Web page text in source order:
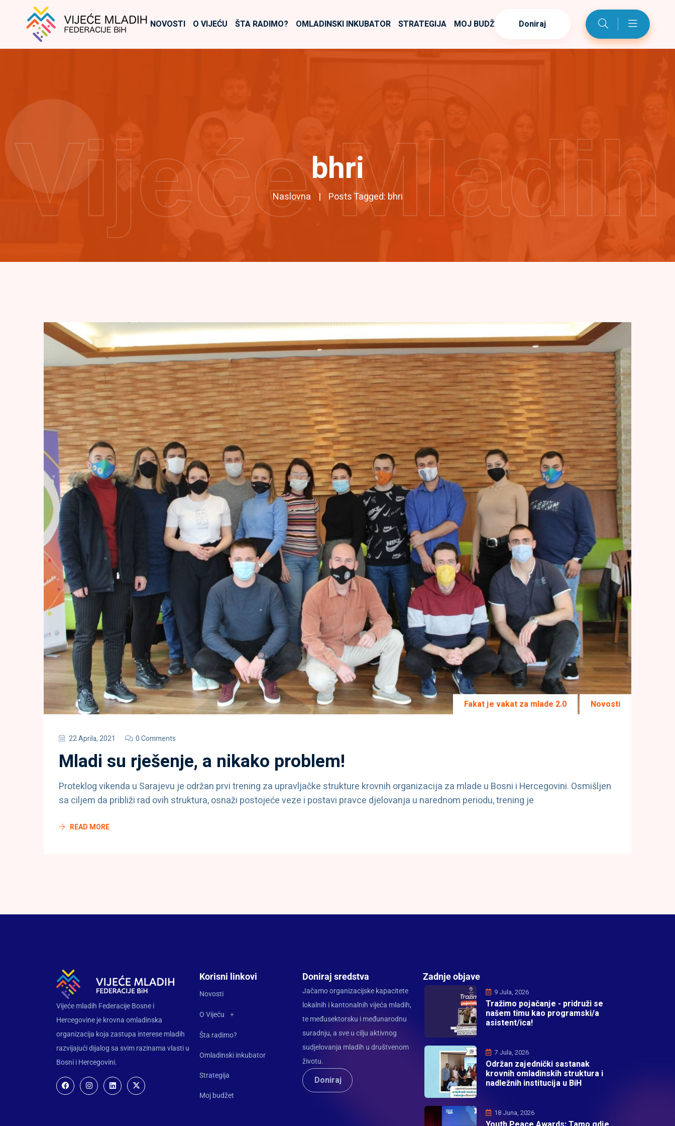
NOVOSTI O VIJEĆU ŠTA RADIMO? OMLADINSKI INKUBATOR STRATEGIJA MOJ BUDŽET Doniraj
bhri
Naslovna Posts Tagged: bhri
Vijeće Mladih
Fakat je vakat za mlade 2.0 Novosti
22 Aprila, 2021 0 Comments
Mladi su rješenje, a nikako problem!
Proteklog vikenda u Sarajevu je održan prvi trening za upravljačke strukture krovnih organizacija za mlade u Bosni i Hercegovini. Osmišljen
sa ciljem da približi rad ovih struktura, osnaži postojeće veze i postavi pravce djelovanja u narednom periodu, trening je
READ MORE
Vijeće mladih Federacije Bosne i
Hercegovine je krovna omladinska
organizacija koja zastupa interese mladih
razvijajući dijalog sa svim razinama vlasti u
Bosni i Hercegovini.
Korisni linkovi
Novosti
O Vijeću
Šta radimo?
Omladinski inkubator
Strategija
Moj budžet
Doniraj sredstva
Jačamo organizacijske kapacitete
lokalnih i kantonalnih vijeća mladih,
te međusektorsku i međunarodnu
suradnju, a sve u cilju aktivnog
sudjelovanja mladih u društvenom
životu.
Doniraj
Zadnje objave
9 Jula, 2026
Tražimo pojačanje - pridruži se
našem timu kao programski/a
asistent/ica!
7 Jula, 2026
Održan zajednički sastanak
krovnih omladinskih struktura i
nadležnih institucija u BiH
18 Juna, 2026